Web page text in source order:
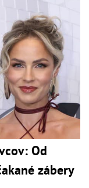
Od
zábery